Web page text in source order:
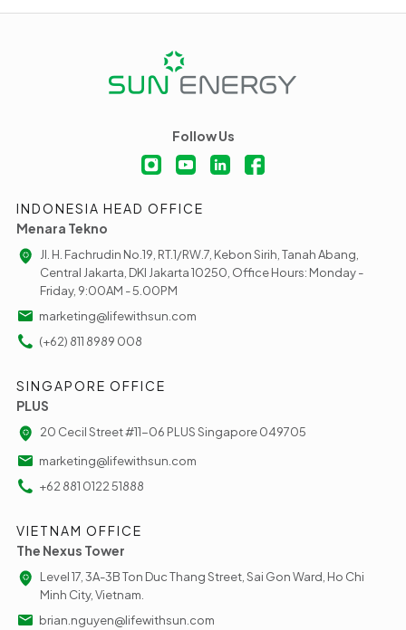
Follow Us
INDONESIA HEAD OFFICE
Menara Tekno
Jl. H. Fachrudin No.19, RT.1/RW.7, Kebon Sirih, Tanah Abang,
Central Jakarta, DKI Jakarta 10250, Office Hours: Monday -
Friday, 9:00AM - 5.00PM
marketing@lifewithsun.com
(+62) 811 8989 008
SINGAPORE OFFICE
PLUS
20 Cecil Street #11-06 PLUS Singapore 049705
marketing@lifewithsun.com
+62 881 0122 51888
VIETNAM OFFICE
The Nexus Tower
Level 17, 3A-3B Ton Duc Thang Street, Sai Gon Ward, Ho Chi
Minh City, Vietnam.
brian.nguyen@lifewithsun.com